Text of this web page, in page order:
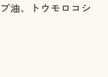
油、トウモロコシ